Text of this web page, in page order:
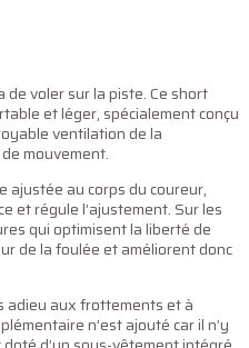
voler sur la piste. Ce short
et léger, spécialement conçu
ventilation de la
mouvement.
ajustée au corps du coureur,
et régule l’ajustement. Sur les
qui optimisent la liberté de
de la foulée et améliorent donc
adieu aux frottements et à
n’est ajouté car il n’y